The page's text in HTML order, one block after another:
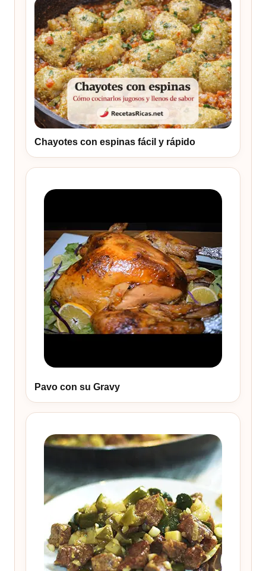
Chayotes con espinas fácil y rápido
Pavo con su Gravy